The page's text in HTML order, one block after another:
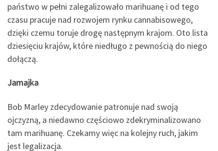
państwo w pełni zalegalizowało marihuanę i od tego
czasu pracuje nad rozwojem rynku cannabisowego,
dzięki czemu toruje drogę następnym krajom. Oto lista
dziesięciu krajów, które niedługo z pewnością do niego
dołączą.
Jamajka
Bob Marley zdecydowanie patronuje nad swoją
ojczyzną, a niedawno częściowo zdekryminalizowano
tam marihuanę. Czekamy więc na kolejny ruch, jakim
jest legalizacja.